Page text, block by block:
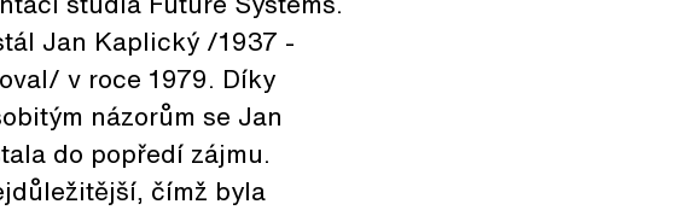
Jan Kaplický /1937 -
v roce 1979. Díky
názorům se Jan
do popředí zájmu.
čímž byla